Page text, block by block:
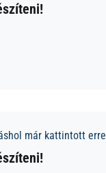
már kattintott